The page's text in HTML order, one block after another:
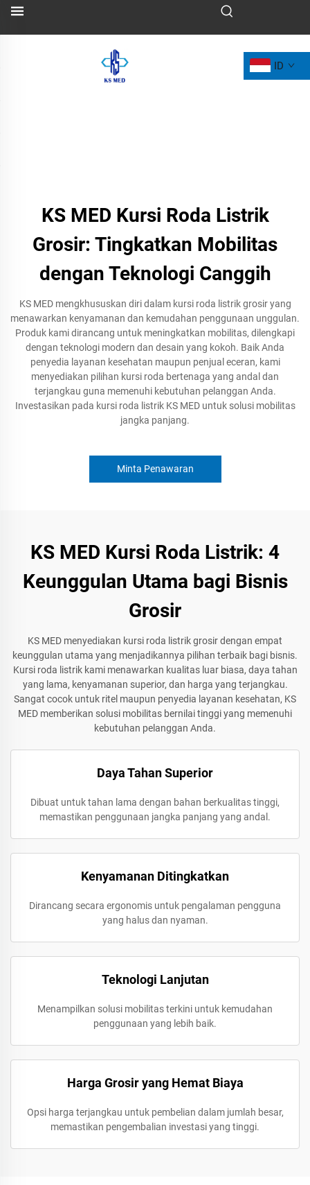
ID
KS MED Kursi Roda Listrik
Grosir: Tingkatkan Mobilitas
dengan Teknologi Canggih
KS MED mengkhususkan diri dalam kursi roda listrik grosir yang
menawarkan kenyamanan dan kemudahan penggunaan unggulan.
Produk kami dirancang untuk meningkatkan mobilitas, dilengkapi
dengan teknologi modern dan desain yang kokoh. Baik Anda
penyedia layanan kesehatan maupun penjual eceran, kami
menyediakan pilihan kursi roda bertenaga yang andal dan
terjangkau guna memenuhi kebutuhan pelanggan Anda.
Investasikan pada kursi roda listrik KS MED untuk solusi mobilitas
jangka panjang.
Minta Penawaran
KS MED Kursi Roda Listrik: 4
Keunggulan Utama bagi Bisnis
Grosir
KS MED menyediakan kursi roda listrik grosir dengan empat
keunggulan utama yang menjadikannya pilihan terbaik bagi bisnis.
Kursi roda listrik kami menawarkan kualitas luar biasa, daya tahan
yang lama, kenyamanan superior, dan harga yang terjangkau.
Sangat cocok untuk ritel maupun penyedia layanan kesehatan, KS
MED memberikan solusi mobilitas bernilai tinggi yang memenuhi
kebutuhan pelanggan Anda.
Daya Tahan Superior
Dibuat untuk tahan lama dengan bahan berkualitas tinggi,
memastikan penggunaan jangka panjang yang andal.
Kenyamanan Ditingkatkan
Dirancang secara ergonomis untuk pengalaman pengguna
yang halus dan nyaman.
Teknologi Lanjutan
Menampilkan solusi mobilitas terkini untuk kemudahan
penggunaan yang lebih baik.
Harga Grosir yang Hemat Biaya
Opsi harga terjangkau untuk pembelian dalam jumlah besar,
memastikan pengembalian investasi yang tinggi.